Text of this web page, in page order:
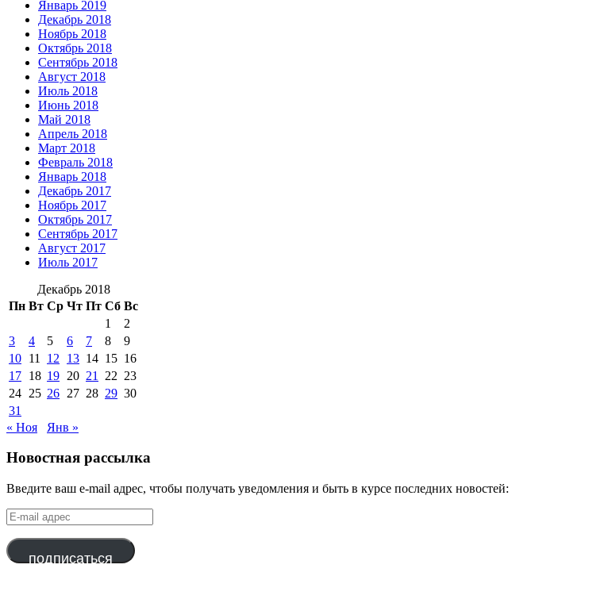
Январь 2019
Декабрь 2018
Ноябрь 2018
Октябрь 2018
Сентябрь 2018
Август 2018
Июль 2018
Июнь 2018
Май 2018
Апрель 2018
Март 2018
Февраль 2018
Январь 2018
Декабрь 2017
Ноябрь 2017
Октябрь 2017
Сентябрь 2017
Август 2017
Июль 2017
Декабрь 2018
Пн Вт Ср Чт Пт Сб Вс
1
2
3
4 5 6 7 8
9
10 11 12 13 14 15 16
17 18 19 20 21 22 23
24 25 26 27 28 29 30
31
« Ноя
Янв »
Новостная рассылка
Введите ваш e-mail адрес, чтобы получать уведомления и быть в курсе последних новостей:
E-
mail
адрес
подписаться